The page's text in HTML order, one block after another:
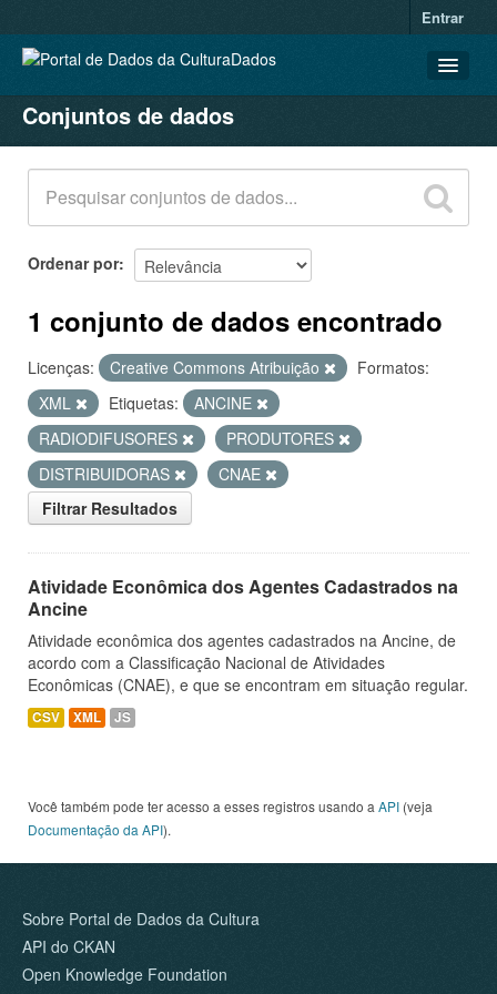
Entrar
CONJUNTOS DE DADOS
ORGANIZAÇÕES
GRUPOS
SOBRE
Conjuntos de dados
Ordenar por
1 conjunto de dados encontrado
Licenças: Creative Commons Atribuição
Formatos:
XML
Etiquetas:
ANCINE
RADIODIFUSORES
PRODUTORES
DISTRIBUIDORAS
CNAE
Filtrar Resultados
Atividade Econômica dos Agentes Cadastrados na
Ancine
Atividade econômica dos agentes cadastrados na Ancine, de
acordo com a Classificação Nacional de Atividades
Econômicas (CNAE), e que se encontram em situação regular.
CSV XML JS
Você também pode ter acesso a esses registros usando a API (veja
Documentação da API).
Sobre Portal de Dados da Cultura
API do CKAN
Open Knowledge Foundation